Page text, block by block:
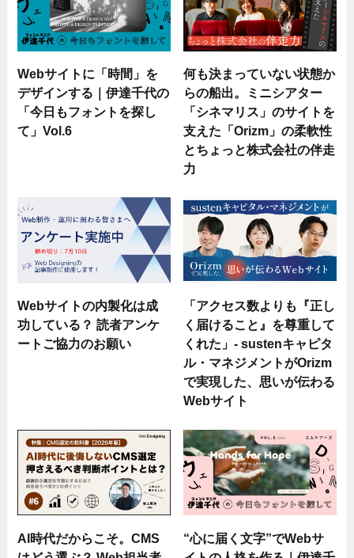
Webサイトに「時間」を
デザインする｜伊達千代の
「今日もフォントを探し
て」Vol.6
何も決まっていない状態か
らの船出。ミニシアター
「シネマリス」のサイトを
支えた「Orizm」の柔軟性
とちょっと株式会社の伴走
力
Webサイトの内製化は成
功している？ 読者アンケ
ートご協力のお願い
「アクセス数よりも『正し
く届けること』を尊重して
くれた」- sustenキャピタ
ル・マネジメントがOrizm
で実現した、思いが伝わる
Webサイト
AI時代だからこそ。CMS
“心に届く文字”でWebサ